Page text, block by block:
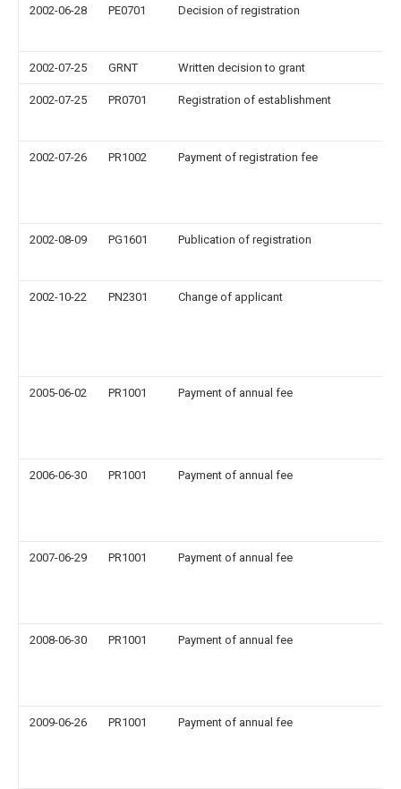
2002-06-28 PE0701 Decision of registration
2002-07-25 GRNT Written decision to grant
2002-07-25 PR0701 Registration of establishment
2002-07-26 PR1002 Payment of registration fee
2002-08-09 PG1601 Publication of registration
2002-10-22 PN2301 Change of applicant
2005-06-02 PR1001 Payment of annual fee
2006-06-30 PR1001 Payment of annual fee
2007-06-29 PR1001 Payment of annual fee
2008-06-30 PR1001 Payment of annual fee
2009-06-26 PR1001 Payment of annual fee